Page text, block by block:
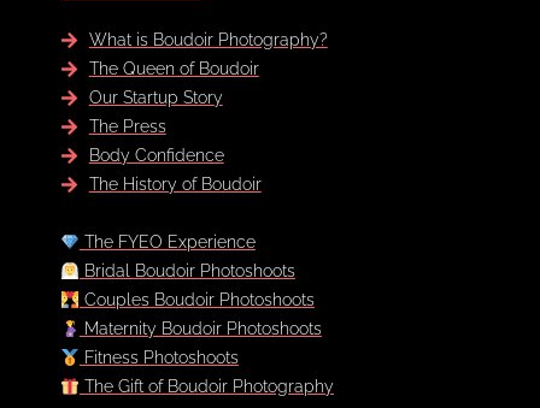
What is Boudoir Photography?
The Queen of Boudoir
Our Startup Story
The Press
Body Confidence
The History of Boudoir
The FYEO Experience
Bridal Boudoir Photoshoots
Couples Boudoir Photoshoots
Maternity Boudoir Photoshoots
Fitness Photoshoots
The Gift of Boudoir Photography